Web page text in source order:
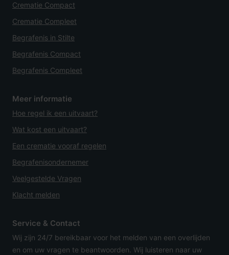
Crematie Compact
Crematie Compleet
Begrafenis in Stilte
Begrafenis Compact
Begrafenis Compleet
Meer informatie
Hoe regel ik een uitvaart?
Wat kost een uitvaart?
Een crematie vooraf regelen
Begrafenisondernemer
Veelgestelde Vragen
Klacht melden
Service & Contact
Wij zijn 24/7 bereikbaar voor het melden van een overlijden
en om uw vragen te beantwoorden. Wij luisteren naar uw